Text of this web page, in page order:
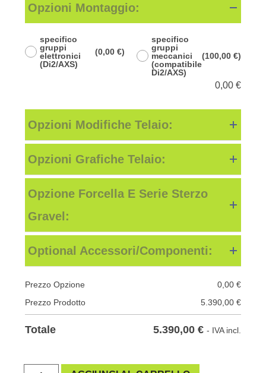
Opzioni Montaggio:
specifico
gruppi
elettronici
(Di2/AXS)
(0,00 €)
specifico
gruppi
meccanici
(compatibile
Di2/AXS)
(100,00 €)
0,00 €
Opzioni Modifiche Telaio:
Opzioni Grafiche Telaio:
Opzione Forcella E Serie Sterzo
Gravel:
Optional Accessori/componenti:
Prezzo Opzione 0,00 €
Prezzo Prodotto
5.390,00 €
Totale 5.390,00 € - IVA incl.